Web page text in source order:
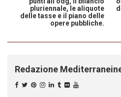
pluriennale, le aliquote
delle tasse e il piano delle
opere pubbliche.
Redazione